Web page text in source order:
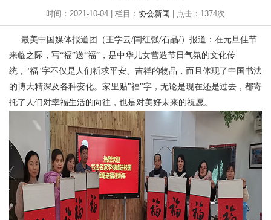
时间：2021-10-04 | 栏目： 协会新闻 | 点击：1374次
最美中国媒体报道团（王学云/闫红强/石晶/）报道：在元旦佳节
来临之际，写“福”送“福”，是中华儿女营造节日气氛的文化传
统，"福"字不仅是人们祈求平安、吉祥的物品，而且体现了中国书法
的博大精深及各种变化。家里贴"福"字，无论是现在还是过去，都寄
托了人们对幸福生活的向往，也是对美好未来的祝愿。